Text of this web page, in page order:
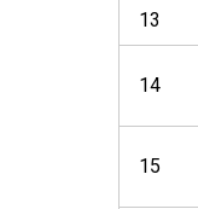
13
14
15